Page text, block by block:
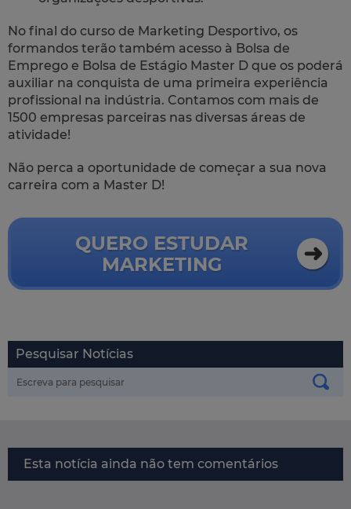
No final do curso de Marketing Desportivo, os
formandos terão também acesso à Bolsa de
Emprego e Bolsa de Estágio Master D que os poderá
auxiliar na conquista de uma primeira experiência
profissional na indústria. Contamos com mais de
1500 empresas parceiras nas diversas áreas de
atividade!
Não perca a oportunidade de começar a sua nova
carreira com a Master D!
QUERO ESTUDAR
MARKETING
Pesquisar Notícias
Esta notícia ainda não tem comentários